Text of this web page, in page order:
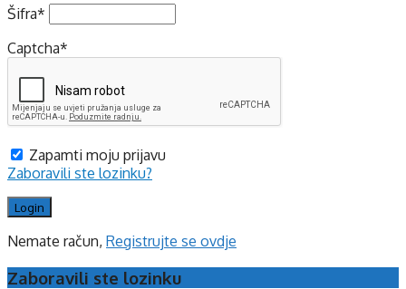
Šifra*
Captcha*
Zapamti moju prijavu
Zaboravili ste lozinku?
Nemate račun, Registrujte se ovdje
Zaboravili ste lozinku